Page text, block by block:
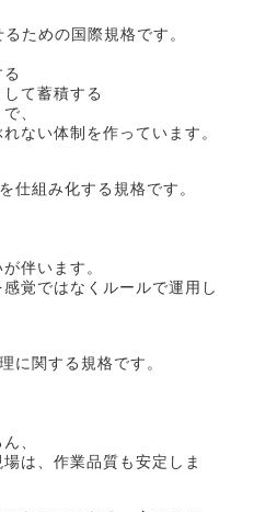
ための国際規格です。
て蓄積する
、
ない体制を作っています。
仕組み化する規格です。
伴います。
覚ではなくルールで運用し
に関する規格です。
、
は、作業品質も安定しま